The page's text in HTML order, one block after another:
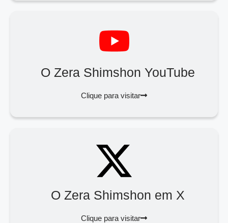
O Zera Shimshon YouTube
Clique para visitar
O Zera Shimshon em X
Clique para visitar